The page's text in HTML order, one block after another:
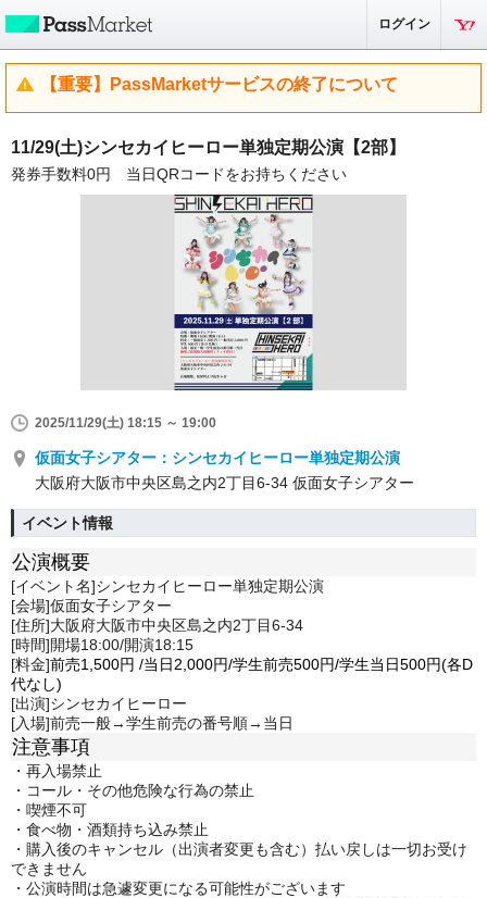
ログイン
【重要】PassMarketサービスの終了について
11/29(土)シンセカイヒーロー単独定期公演【2部】
発券手数料0円 当日QRコードをお持ちください
2025/11/29(土) 18:15 ～ 19:00
仮面女子シアター：シンセカイヒーロー単独定期公演
大阪府大阪市中央区島之内2丁目6-34 仮面女子シアター
イベント情報
公演概要
[イベント名]シンセカイヒーロー単独定期公演
[会場]仮面女子シアター
[住所]大阪府大阪市中央区島之内2丁目6-34
[時間]開場18:00/開演18:15
[料金]前売1,500円 /当日2,000円/学生前売500円/学生当日500円(各D
代なし)
[出演]シンセカイヒーロー
[入場]前売一般→学生前売の番号順→当日
注意事項
・再入場禁止
・コール・その他危険な行為の禁止
・喫煙不可
・食べ物・酒類持ち込み禁止
・購入後のキャンセル（出演者変更も含む）払い戻しは一切お受け
できません
・公演時間は急遽変更になる可能性がございます